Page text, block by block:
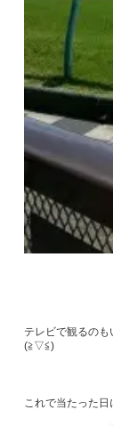
テレビで観るの
(≧▽≦)
これで当たった